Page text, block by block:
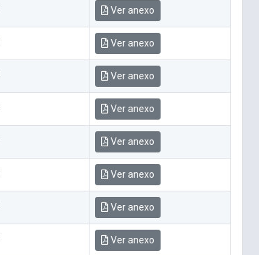
Ver anexo
Ver anexo
Ver anexo
Ver anexo
Ver anexo
Ver anexo
Ver anexo
Ver anexo